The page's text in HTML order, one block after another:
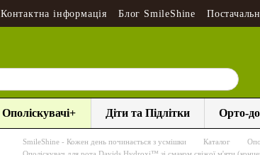
Контактна інформація Блог SmileShine
Ополіскувачі+ Діти та Підлітки Орто-
SmileShine - Кожен день починається з усмішки Каталог